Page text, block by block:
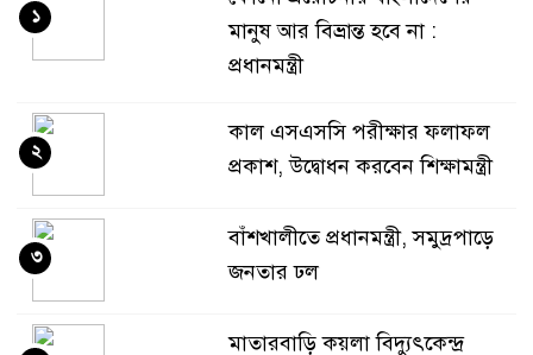
মানুষ আর বিভ্রান্ত হবে না :
প্রধানমন্ত্রী
১
কাল এসএসসি পরীক্ষার ফলাফল
প্রকাশ, উদ্বোধন করবেন শিক্ষামন্ত্রী
২
বাঁশখালীতে প্রধানমন্ত্রী, সমুদ্রপাড়ে
জনতার ঢল
৩
মাতারবাড়ি কয়লা বিদ্যুৎকেন্দ্র